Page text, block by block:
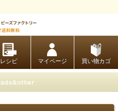
レシピ マイページ 買い物カゴ